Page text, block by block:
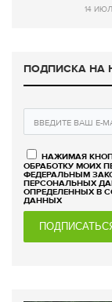
14
ПОДПИСКА НА
НАЖИМАЯ
ОБРАБОТКУ МОИХ
ФЕДЕРАЛЬНЫМ
ПЕРСОНАЛЬНЫХ
ОПРЕДЕЛЕННЫХ В
ДАННЫХ